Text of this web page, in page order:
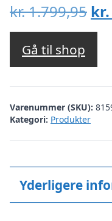
kr.1.799,95
var:
kr.
kr.
Gå til shop
Varenummer (SKU):
Kategori: Produkter
Yderligere